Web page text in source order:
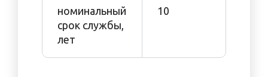
номинальный
срок службы,
лет
10